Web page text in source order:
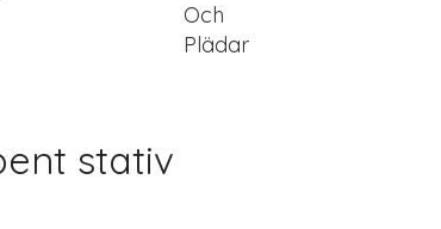
Och
Plädar
stativ